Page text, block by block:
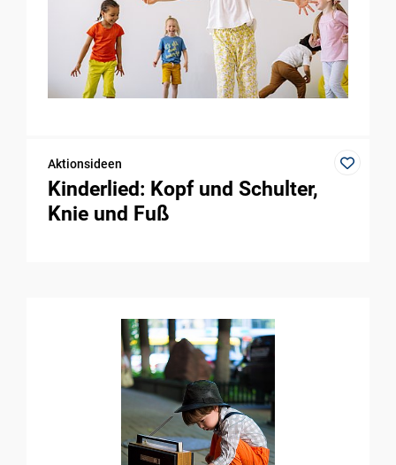
Aktionsideen
Kinderlied: Kopf und Schulter,
Knie und Fuß